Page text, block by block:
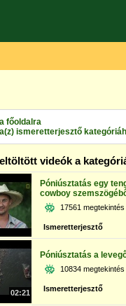
főoldalra
ismeretterjesztő
videók a
02:21
Póniúsztatás egy
cowboy
17561 megtekintés
Ismeretterjesztő
Póniúsztatás a
10834 megtekintés
Ismeretterjesztő